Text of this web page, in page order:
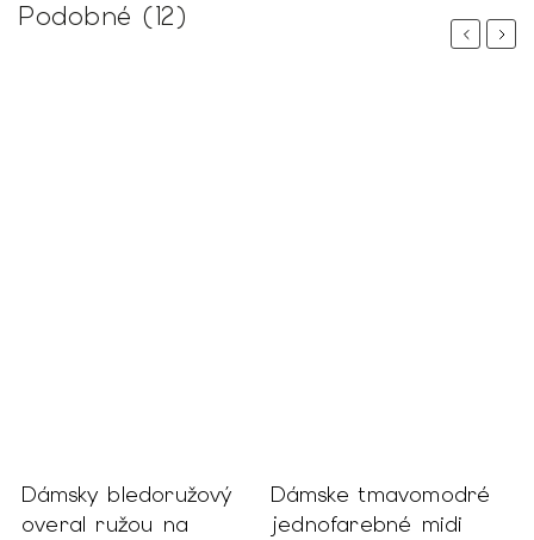
Podobné (12)
Previous
Dámsky bledoružový
overal ružou na
Dámske tmavomodré
jednofarebné midi
Next